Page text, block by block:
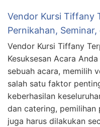
Vendor Kursi Tiffany
Pernikahan,
Vendor Kursi Tiffany
Kesuksesan Acara
sebuah acara, memilih
salah satu faktor
keberhasilan
dan catering, pemilihan
juga harus dilakukan